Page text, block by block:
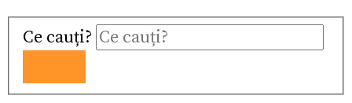
Ce cauți?